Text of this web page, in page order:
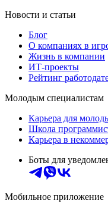
Новости и статьи
Блог
О компаниях в
Жизнь в компании
ИТ-проекты
Рейтинг
Молодым специалистам
Карьера для
Школа
Карьера в
Боты для
Мобильное приложение